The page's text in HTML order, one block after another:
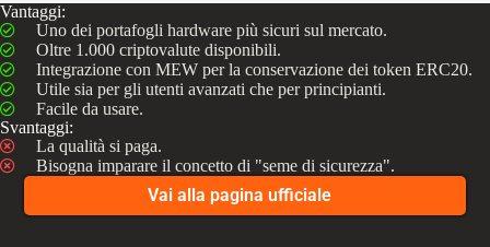
Vantaggi:
Uno dei portafogli hardware più sicuri sul mercato.
Oltre 1.000 criptovalute disponibili.
Integrazione con MEW per la conservazione dei token ERC20.
Utile sia per gli utenti avanzati che per principianti.
Facile da usare.
Svantaggi:
La qualità si paga.
Bisogna imparare il concetto di "seme di sicurezza".
Vai alla pagina ufficiale